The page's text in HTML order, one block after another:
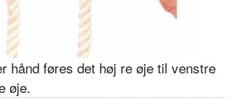
hånd føres det høj re øje til venstre
øje.